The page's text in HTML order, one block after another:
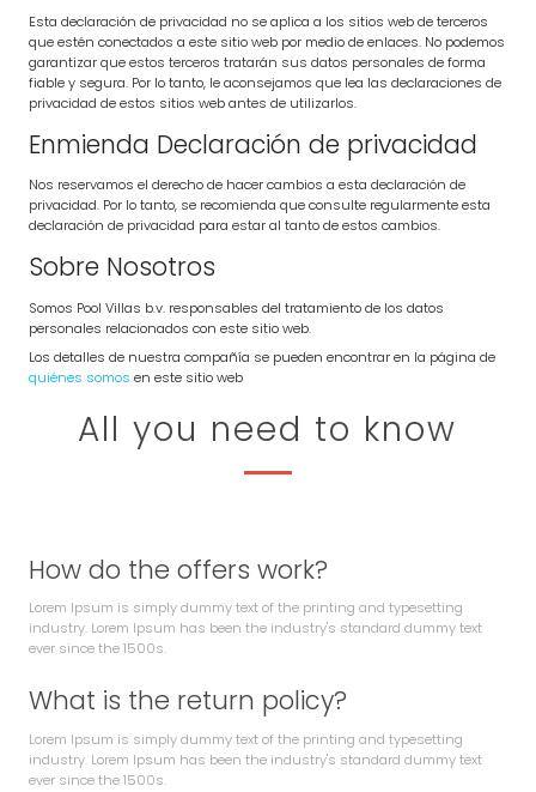
Esta declaración de privacidad no se aplica a los sitios web de terceros
que estén conectados a este sitio web por medio de enlaces. No podemos
garantizar que estos terceros tratarán sus datos personales de forma
fiable y segura. Por lo tanto, le aconsejamos que lea las declaraciones de
privacidad de estos sitios web antes de utilizarlos.
Enmienda Declaración de privacidad
Nos reservamos el derecho de hacer cambios a esta declaración de
privacidad. Por lo tanto, se recomienda que consulte regularmente esta
declaración de privacidad para estar al tanto de estos cambios.
Sobre Nosotros
Somos Pool Villas b.v. responsables del tratamiento de los datos
personales relacionados con este sitio web.
Los detalles de nuestra compañía se pueden encontrar en la página de
quiénes somos en este sitio web
All you need to know
How do the offers work?
Lorem Ipsum is simply dummy text of the printing and typesetting
industry. Lorem Ipsum has been the industry's standard dummy text
ever since the 1500s.
What is the return policy?
Lorem Ipsum is simply dummy text of the printing and typesetting
industry. Lorem Ipsum has been the industry's standard dummy text
ever since the 1500s.